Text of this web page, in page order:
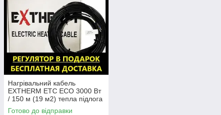
Нагрівальний кабель
EXTHERM ЕТС ЕСО 3000 Вт
/ 150 м (19 м2) тепла підлога
електрична Екстерм, Екстерм
Готово до відправки